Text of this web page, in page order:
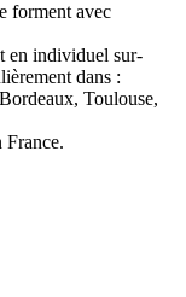
forment avec
en individuel sur-
dans :
Toulouse,
France.